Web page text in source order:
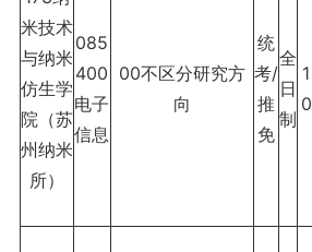
米技术
与纳米
仿生学
院（苏
州纳米
所）
085
400
电子
信息
00不区分研究方
向
统
考/
推
免
全
日
制
1
0